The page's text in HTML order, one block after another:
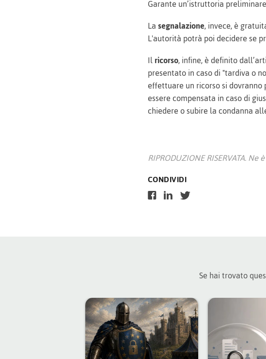
Garante un’istruttoria
Lasegnalazione, invece, è
L'autorità potrà poi decidere se
Ilricorso, infine, è definito
presentato in caso di "tardiva o
effettuare un ricorso si
essere compensata in caso di
chiedere o subire la condanna
RIPRODUZIONE RISERVATA.
CONDIVIDI
Se hai trovato